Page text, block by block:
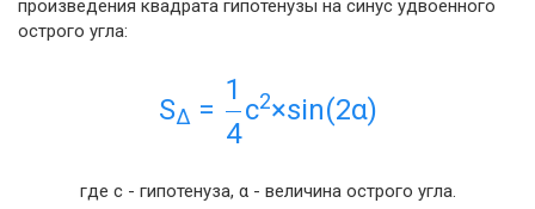
произведения квадрата гипотенузы на синус удвоенного
острого угла:
SΔ =
1
4
с2×sin(2α)
где c - гипотенуза, α - величина острого угла.